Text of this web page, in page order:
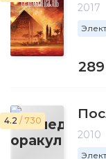
2017
4.2 / 730
2010